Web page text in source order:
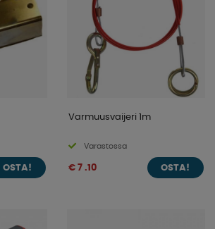
OSTA!
Varmuusvaijeri 1m
Varastossa
€ 7 .10 OSTA!